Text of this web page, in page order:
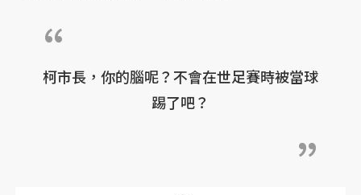
柯市長，你的腦呢？不會在世足賽時被當球
踢了吧？